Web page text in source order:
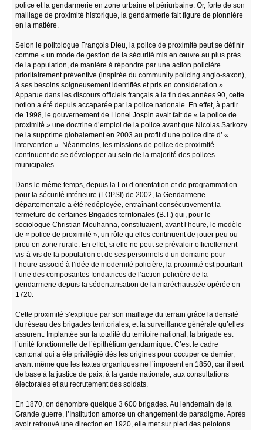
police et la gendarmerie en zone urbaine et périurbaine. Or, forte de son
maillage de proximité historique, la gendarmerie fait figure de pionnière
en la matière.
Selon le politologue François Dieu, la police de proximité peut se définir
comme « un mode de gestion de la sécurité mis en œuvre au plus près
de la population, de manière à répondre par une action policière
prioritairement préventive (inspirée du community policing anglo-saxon),
à ses besoins soigneusement identifiés et pris en considération ».
Apparue dans les discours officiels français à la fin des années 90, cette
notion a été depuis accaparée par la police nationale. En effet, à partir
de 1998, le gouvernement de Lionel Jospin avait fait de « la police de
proximité » une doctrine d’emploi de la police avant que Nicolas Sarkozy
ne la supprime globalement en 2003 au profit d’une police dite d’ «
intervention ». Néanmoins, les missions de police de proximité
continuent de se développer au sein de la majorité des polices
municipales.
Dans le même temps, depuis la Loi d’orientation et de programmation
pour la sécurité intérieure (LOPSI) de 2002, la Gendarmerie
départementale a été redéployée, entraînant consécutivement la
fermeture de certaines Brigades territoriales (B.T.) qui, pour le
sociologue Christian Mouhanna, constituaient, avant l’heure, le modèle
de « police de proximité », un rôle qu’elles continuent de jouer peu ou
prou en zone rurale. En effet, si elle ne peut se prévaloir officiellement
vis-à-vis de la population et de ses personnels d’un domaine pour
l’heure associé à l’idée de modernité policière, la proximité est pourtant
l’une des composantes fondatrices de l’action policière de la
gendarmerie depuis la sédentarisation de la maréchaussée opérée en
1720.
Cette proximité s’explique par son maillage du terrain grâce la densité
du réseau des brigades territoriales, et la surveillance générale qu’elles
assurent. Implantée sur la totalité du territoire national, la brigade est
l’unité fonctionnelle de l’épithélium gendarmique. C’est le cadre
cantonal qui a été privilégié dès les origines pour occuper ce dernier,
avant même que les textes organiques ne l’imposent en 1850, car il sert
de base à la justice de paix, à la garde nationale, aux consultations
électorales et au recrutement des soldats.
En 1870, on dénombre quelque 3 600 brigades. Au lendemain de la
Grande guerre, l’Institution amorce un changement de paradigme. Après
avoir retrouvé une direction en 1920, elle met sur pied des pelotons